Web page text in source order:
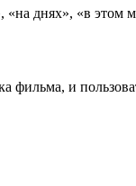
днях», «в этом
фильма, и